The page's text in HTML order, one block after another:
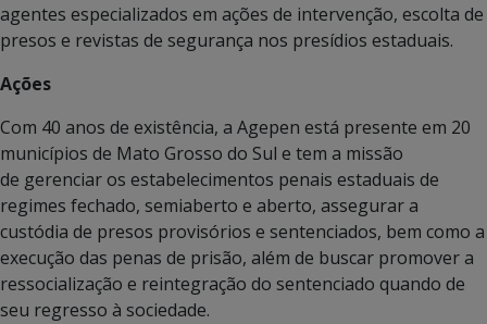
agentes especializados em ações de intervenção, escolta de
presos e revistas de segurança nos presídios estaduais.
Ações
Com 40 anos de existência, a Agepen está presente em 20
municípios de Mato Grosso do Sul e tem a missão
de gerenciar os estabelecimentos penais estaduais de
regimes fechado, semiaberto e aberto, assegurar a
custódia de presos provisórios e sentenciados, bem como a
execução das penas de prisão, além de buscar promover a
ressocialização e reintegração do sentenciado quando de
seu regresso à sociedade.